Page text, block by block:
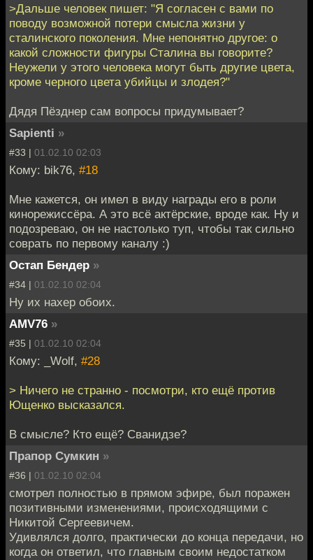
>Дальше человек пишет: "Я согласен с вами по
поводу возможной потери смысла жизни у
сталинского поколения. Мне непонятно другое: о
какой сложности фигуры Сталина вы говорите?
Неужели у этого человека могут быть другие цвета,
кроме черного цвета убийцы и злодея?"
Дядя Пёзднер сам вопросы придумывает?
Sapienti »
#33 | 01.02.10 02:03
Кому: bik76, #18
Мне кажется, он имел в виду награды его в роли
кинорежиссёра. А это всё актёрские, вроде как. Ну и
подозреваю, он не настолько туп, чтобы так сильно
соврать по первому каналу :)
Остап Бендер »
#34 | 01.02.10 02:04
Ну их нахер обоих.
AMV76 »
#35 | 01.02.10 02:04
Кому: _Wolf, #28
> Ничего не странно - посмотри, кто ещё против
Ющенко высказался.
В смысле? Кто ещё? Сванидзе?
Прапор Сумкин »
#36 | 01.02.10 02:04
смотрел полностью в прямом эфире, был поражен
позитивными изменениями, происходящими с
Никитой Сергеевичем.
Удивлялся долго, практически до конца передачи, но
когда он ответил, что главным своим недостатком